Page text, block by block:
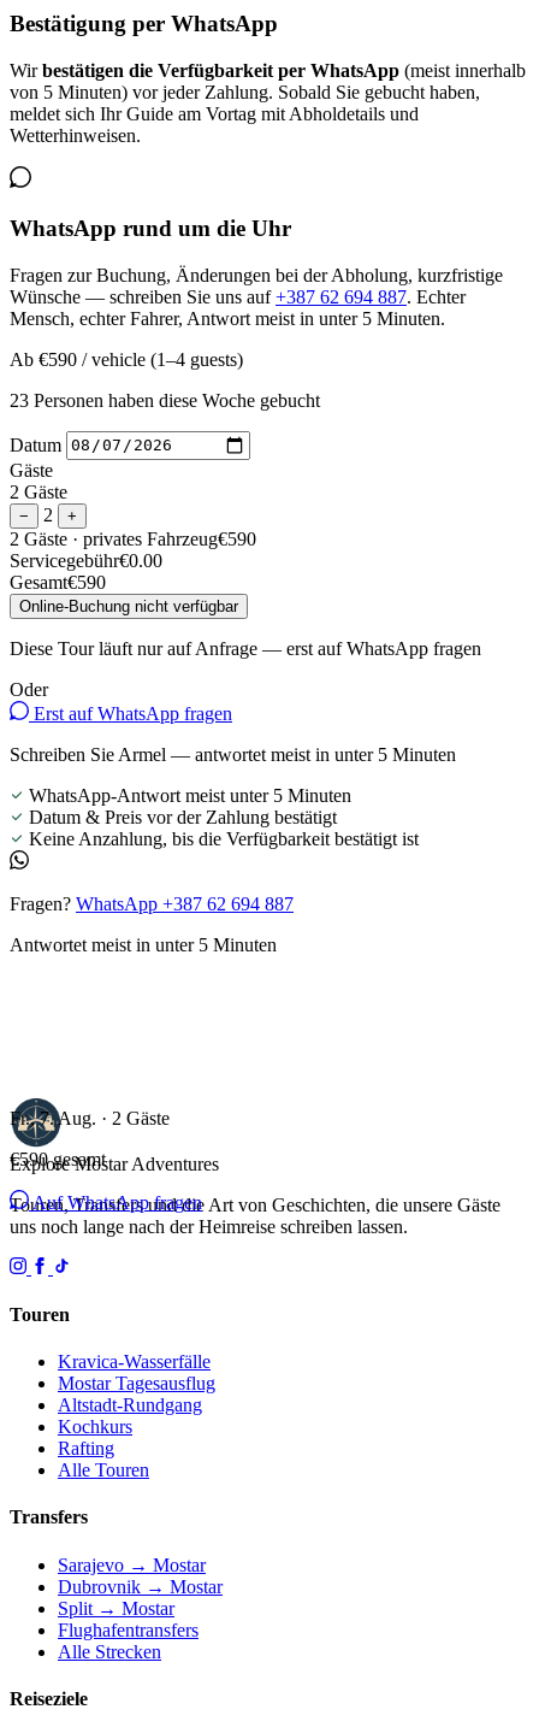
Bestätigung per WhatsApp
Wirbestätigen die Verfügbarkeit per WhatsApp (meist innerhalb
von 5 Minuten) vor jeder Zahlung. Sobald Sie gebucht haben,
meldet sich Ihr Guide am Vortag mit Abholdetails und
Wetterhinweisen.
WhatsApp rund um die Uhr
Fragen zur Buchung, Änderungen bei der Abholung, kurzfristige
Wünsche — schreiben Sie uns auf+387 62 694 887. Echter
Mensch, echter Fahrer, Antwort meist in unter 5 Minuten.
Ab €590 / vehicle (1–4 guests)
23 Personen haben diese Woche gebucht
Datum
Gäste
2 Gäste
− 2 +
2 Gäste · privates Fahrzeug€590
Servicegebühr€0.00
Gesamt€590
Online-Buchung nicht verfügbar
Diese Tour läuft nur auf Anfrage — erst auf WhatsApp fragen
Oder
Erst auf WhatsApp fragen
Schreiben Sie Armel — antwortet meist in unter 5 Minuten
WhatsApp-Antwort meist unter 5 Minuten
Datum & Preis vor der Zahlung bestätigt
Keine Anzahlung, bis die Verfügbarkeit bestätigt ist
Fragen? WhatsApp +387 62 694 887
Antwortet meist in unter 5 Minuten
Fr., 7. Aug. · 2 Gäste
€590 gesamt
Auf WhatsApp fragen
Explore MostarAdventures
Touren, Transfers und die Art von Geschichten, die unsere Gäste
uns noch lange nach der Heimreise schreiben lassen.
Touren
Kravica-Wasserfälle
Mostar Tagesausflug
Altstadt-Rundgang
Kochkurs
Rafting
Alle Touren
Transfers
Sarajevo → Mostar
Dubrovnik → Mostar
Split → Mostar
Flughafentransfers
Alle Strecken
Reiseziele